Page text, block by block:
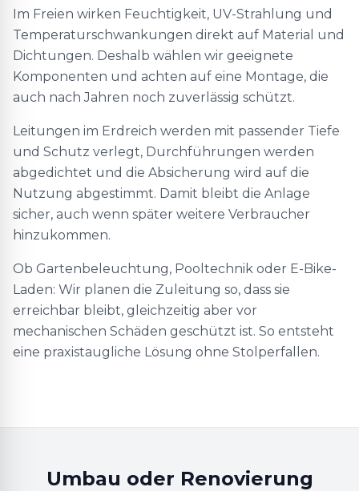
Im Freien wirken Feuchtigkeit, UV-Strahlung und
Temperaturschwankungen direkt auf Material und
Dichtungen. Deshalb wählen wir geeignete
Komponenten und achten auf eine Montage, die
auch nach Jahren noch zuverlässig schützt.
Leitungen im Erdreich werden mit passender Tiefe
und Schutz verlegt, Durchführungen werden
abgedichtet und die Absicherung wird auf die
Nutzung abgestimmt. Damit bleibt die Anlage
sicher, auch wenn später weitere Verbraucher
hinzukommen.
Ob Gartenbeleuchtung, Pooltechnik oder E-Bike-
Laden: Wir planen die Zuleitung so, dass sie
erreichbar bleibt, gleichzeitig aber vor
mechanischen Schäden geschützt ist. So entsteht
eine praxistaugliche Lösung ohne Stolperfallen.
Umbau oder Renovierung